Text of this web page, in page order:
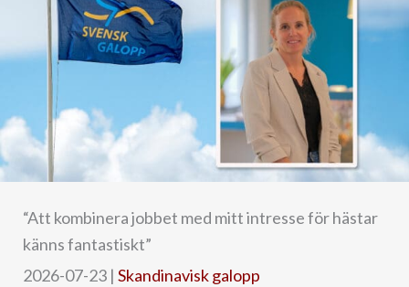
“Att kombinera jobbet med mitt intresse för hästar
känns fantastiskt”
2026-07-23 | Skandinavisk galopp